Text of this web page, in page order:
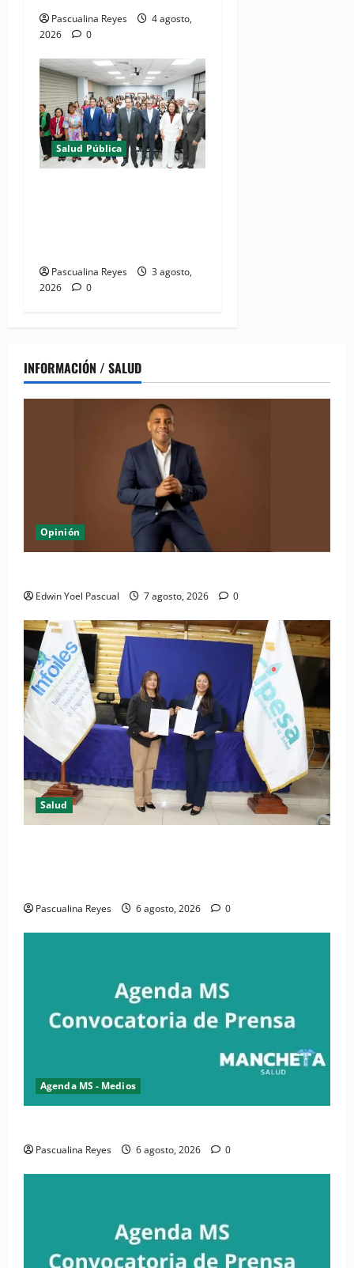
Pascualina Reyes
4 agosto,
2026
0
Salud Pública
Pascualina Reyes
3 agosto,
2026
0
INFORMACIÓN / SALUD
Opinión
Edwin Yoel Pascual 7 agosto, 2026 0
Salud
Pascualina Reyes 6 agosto, 2026 0
Agenda MS - Medios
Pascualina Reyes 6 agosto, 2026 0